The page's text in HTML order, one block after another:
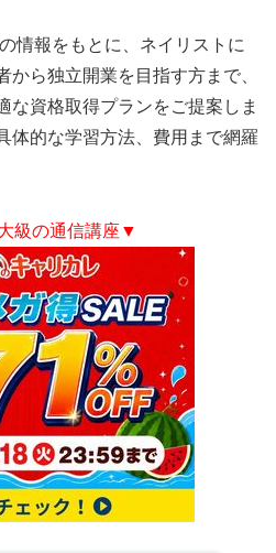
情報をもとに、ネイリストに
から独立開業を目指す方まで、
な資格取得プランをご提案しま
体的な学習方法、費用まで網羅
級の通信講座 ▼